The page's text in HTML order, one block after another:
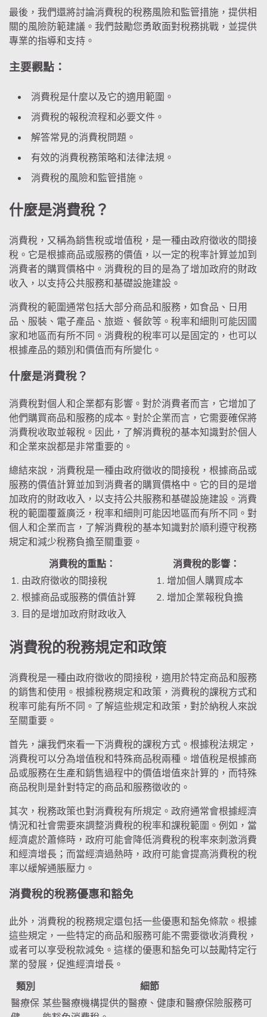
最後，我們還將討論消費稅的稅務風險和監管措施，提供相
關的風險防範建議。我們鼓勵您勇敢面對稅務挑戰，並提供
專業的指導和支持。
主要觀點：
消費稅是什麼以及它的適用範圍。
消費稅的報稅流程和必要文件。
解答常見的消費稅問題。
有效的消費稅務策略和法律法規。
消費稅的風險和監管措施。
什麼是消費稅？
消費稅，又稱為銷售稅或增值稅，是一種由政府徵收的間接
稅。它是根據商品或服務的價值，以一定的稅率計算並加到
消費者的購買價格中。消費稅的目的是為了增加政府的財政
收入，以支持公共服務和基礎設施建設。
消費稅的範圍通常包括大部分商品和服務，如食品、日用
品、服裝、電子產品、旅遊、餐飲等。稅率和細則可能因國
家和地區而有所不同。消費稅的稅率可以是固定的，也可以
根據產品的類別和價值而有所變化。
什麼是消費稅？
消費稅對個人和企業都有影響。對於消費者而言，它增加了
他們購買商品和服務的成本。對於企業而言，它需要確保將
消費稅收取並報稅。因此，了解消費稅的基本知識對於個人
和企業來說都是非常重要的。
總結來說，消費稅是一種由政府徵收的間接稅，根據商品或
服務的價值計算並加到消費者的購買價格中。它的目的是增
加政府的財政收入，以支持公共服務和基礎設施建設。消費
稅的範圍覆蓋廣泛，稅率和細則可能因地區而有所不同。對
個人和企業而言，了解消費稅的基本知識對於順利遵守稅務
規定和減少稅務負擔至關重要。
消費稅的重點：
消費稅的影響：
1. 由政府徵收的間接稅
1. 增加個人購買成本
2. 根據商品或服務的價值計算
2. 增加企業報稅負擔
3. 目的是增加政府財政收入
消費稅的稅務規定和政策
消費稅是一種由政府徵收的間接稅，適用於特定商品和服務
的銷售和使用。根據稅務規定和政策，消費稅的課稅方式和
稅率可能有所不同。了解這些規定和政策，對於納稅人來說
至關重要。
首先，讓我們來看一下消費稅的課稅方式。根據稅法規定，
消費稅可以分為增值稅和特殊商品稅兩種。增值稅是根據商
品或服務在生產和銷售過程中的價值增值來計算的，而特殊
商品稅則是針對特定的商品和服務徵收的。
其次，稅務政策也對消費稅有所規定。政府通常會根據經濟
情況和社會需要來調整消費稅的稅率和課稅範圍。例如，當
經濟處於蕭條時，政府可能會降低消費稅的稅率來刺激消費
和經濟增長；而當經濟過熱時，政府可能會提高消費稅的稅
率以緩解通脹壓力。
消費稅的稅務優惠和豁免
此外，消費稅的稅務規定還包括一些優惠和豁免條款。根據
這些規定，一些特定的商品和服務可能不需要徵收消費稅，
或者可以享受稅款減免。這樣的優惠和豁免可以鼓勵特定行
業的發展，促進經濟增長。
類別
細節
醫療保 某些醫療機構提供的醫療、健康和醫療保險服務可